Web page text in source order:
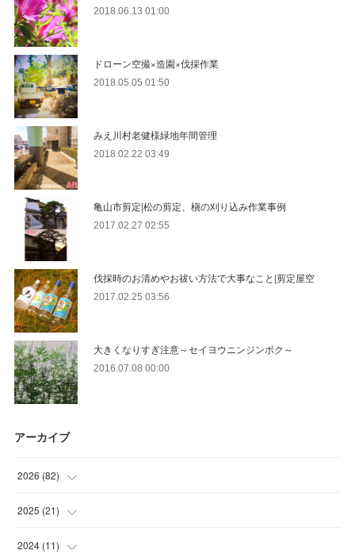
2018.06.13 01:00
ドローン空撮×造園×伐採作業
2018.05.05 01:50
みえ川村老健様緑地年間管理
2018.02.22 03:49
亀山市剪定|松の剪定、槇の刈り込み作業事例
2017.02.27 02:55
伐採時のお清めやお祓い方法で大事なこと|剪定屋空
2017.02.25 03:56
大きくなりすぎ注意～セイヨウニンジンボク～
2016.07.08 00:00
アーカイブ
2026 (82)
(13 )
(30 )
2025 (21)
(2
2024 (11)